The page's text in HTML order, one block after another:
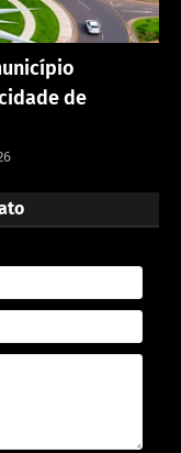
de